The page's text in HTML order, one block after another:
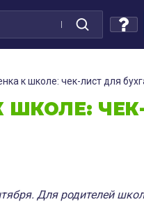
к школе: чек-лист для
ШКОЛЕ:
Для родителей